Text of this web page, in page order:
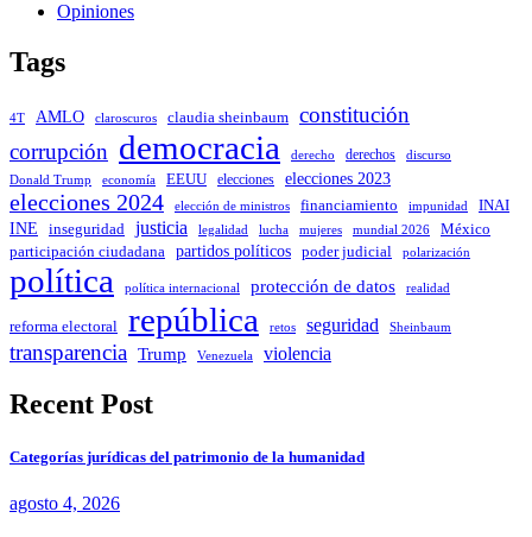
Opiniones
Tags
4T AMLO claroscuros claudia sheinbaum
constitución
corrupción democracia derecho derechos
discurso
Donald Trump
economía EEUU elecciones elecciones 2023
elecciones 2024 elección de ministros financiamiento impunidad INAI
INE inseguridad justicia legalidad lucha mujeres mundial 2026 México
participación ciudadana partidos políticos poder judicial polarización
política política internacional protección de datos realidad
reforma electoral república retos seguridad Sheinbaum
transparencia Trump Venezuela violencia
Recent Post
Categorías jurídicas del patrimonio de la humanidad
agosto 4, 2026